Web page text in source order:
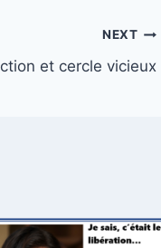
NEXT
et cercle vicieux